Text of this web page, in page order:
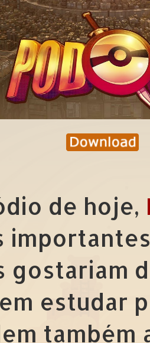
de hoje,
gostariam
estudar
também